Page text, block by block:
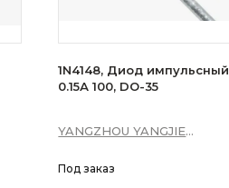
1N4148, Диод импульсный
0.15А 100, DO-35
YANGZHOU YANGJIE
Под заказ